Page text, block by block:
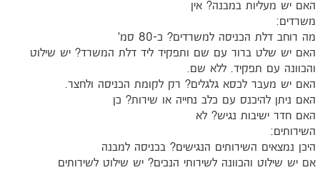
האם יש מעליות במבנה? אין
משרדים:
מה רוחב דלת הכניסה למשרדים? כ-80 סמ'
האם יש שלט ברור עם שם ותפקיד ליד דלת המשרד? יש שילוט
והכוונה עם תפקיד. ללא שם.
האם יש מעבר לכסא גלגלים? רק לקומת הכניסה ולחצר.
האם ניתן להיכנס עם כלב נחייה או שירות? כן
האם חדר ישיבות נגיש? לא
השירותים:
היכן נמצאים השירותים הנגישים? בכניסה למבנה
אם יש שילוט והכוונה לשירותי הנכים? יש שילוט לשירותים